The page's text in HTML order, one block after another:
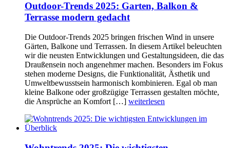
Outdoor-Trends 2025: Garten, Balkon &
Terrasse modern gedacht
Die Outdoor-Trends 2025 bringen frischen Wind in unsere
Gärten, Balkone und Terrassen. In diesem Artikel beleuchten
wir die neusten Entwicklungen und Gestaltungsideen, die das
Draußensein noch angenehmer machen. Besonders im Fokus
stehen moderne Designs, die Funktionalität, Ästhetik und
Umweltbewusstsein harmonisch kombinieren. Egal ob man
kleine Balkone oder großzügige Terrassen gestalten möchte,
die Ansprüche an Komfort […] weiterlesen